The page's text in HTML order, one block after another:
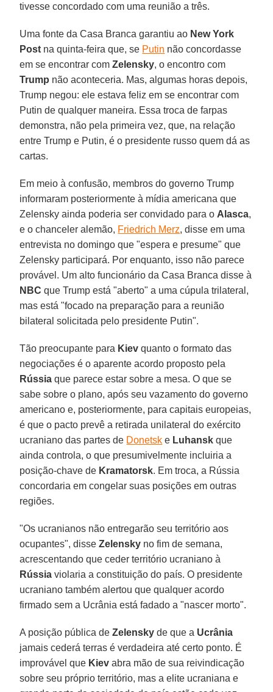
tivesse concordado com uma reunião a três.
Uma fonte da Casa Branca garantiu ao New York
Post na quinta-feira que, se Putin não concordasse
em se encontrar comZelensky, o encontro com
Trump não aconteceria. Mas, algumas horas depois,
Trump negou: ele estava feliz em se encontrar com
Putin de qualquer maneira. Essa troca de farpas
demonstra, não pela primeira vez, que, na relação
entre Trump e Putin, é o presidente russo quem dá as
cartas.
Em meio à confusão, membros do governo Trump
informaram posteriormente à mídia americana que
Zelensky ainda poderia ser convidado para o Alasca,
e o chanceler alemão, Friedrich Merz, disse em uma
entrevista no domingo que "espera e presume" que
Zelensky participará. Por enquanto, isso não parece
provável. Um alto funcionário da Casa Branca disse à
NBC que Trump está "aberto" a uma cúpula trilateral,
mas está "focado na preparação para a reunião
bilateral solicitada pelo presidente Putin".
Tão preocupante para Kiev quanto o formato das
negociações é o aparente acordo proposto pela
Rússia que parece estar sobre a mesa. O que se
sabe sobre o plano, após seu vazamento do governo
americano e, posteriormente, para capitais europeias,
é que o pacto prevê a retirada unilateral do exército
ucraniano das partes de Donetsk e Luhansk que
ainda controla, o que presumivelmente incluiria a
posição-chave de Kramatorsk. Em troca, a Rússia
concordaria em congelar suas posições em outras
regiões.
"Os ucranianos não entregarão seu território aos
ocupantes", disseZelensky no fim de semana,
acrescentando que ceder território ucraniano à
Rússia violaria a constituição do país. O presidente
ucraniano também alertou que qualquer acordo
firmado sem a Ucrânia está fadado a "nascer morto".
A posição pública deZelensky de que a Ucrânia
jamais cederá terras é verdadeira até certo ponto. É
improvável que Kiev abra mão de sua reivindicação
sobre seu próprio território, mas a elite ucraniana e